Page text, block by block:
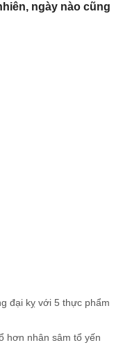
ngày nào cũng
đại kỵ với 5 thực phẩm
hơn nhân sâm tổ yến